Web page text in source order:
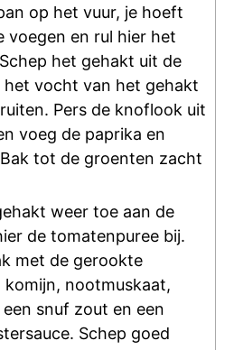
op het vuur, je hoeft
voegen en rul hier het
het gehakt uit de
het vocht van het gehakt
Pers de knoflook uit
voeg de paprika en
tot de groenten zacht
weer toe aan de
de tomatenpuree bij.
met de gerookte
komijn, nootmuskaat,
snuf zout en een
Schep goed